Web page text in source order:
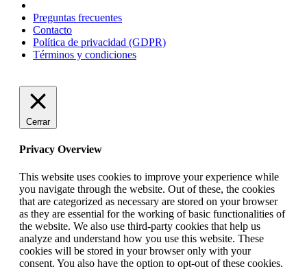
Preguntas frecuentes
Contacto
Política de privacidad (GDPR)
Términos y condiciones
Cerrar
Privacy Overview
This website uses cookies to improve your experience while
you navigate through the website. Out of these, the cookies
that are categorized as necessary are stored on your browser
as they are essential for the working of basic functionalities of
the website. We also use third-party cookies that help us
analyze and understand how you use this website. These
cookies will be stored in your browser only with your
consent. You also have the option to opt-out of these cookies.